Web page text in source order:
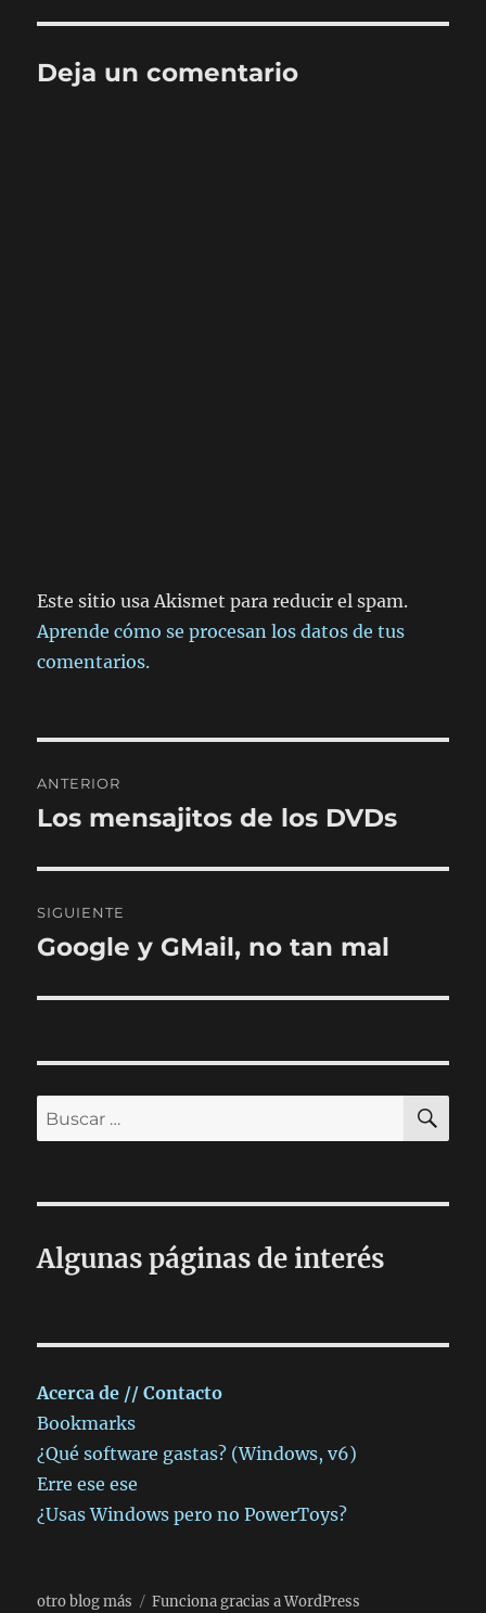
Deja un comentario
Este sitio usa Akismet para reducir el spam.
Aprende cómo se procesan los datos de tus
comentarios.
de
ANTERIOR
Entrada
Los mensajitos de los DVDs
SIGUIENTE
Entrada
Google y GMail, no tan mal
Buscar
por:
Algunas páginas de interés
Acerca de // Contacto
Bookmarks
¿Qué software gastas? (Windows, v6)
Erre ese ese
¿Usas Windows pero no PowerToys?
otro blog más Funciona gracias a WordPress